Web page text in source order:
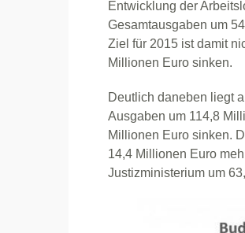
Entwicklung der
Gesamtausgaben um
Ziel für 2015 ist damit
Millionen Euro sinken.
Deutlich daneben liegt
Ausgaben um 114,8
Millionen Euro sinken.
14,4 Millionen Euro
Justizministerium um